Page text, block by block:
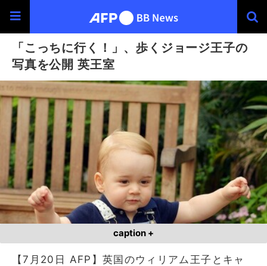
「こっちに行く！」、歩くジョージ王子の
写真を公開 英王室
caption +
【7月20日 AFP】英国のウィリアム王子とキャ